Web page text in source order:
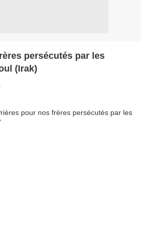
persécutés par les
(Irak)